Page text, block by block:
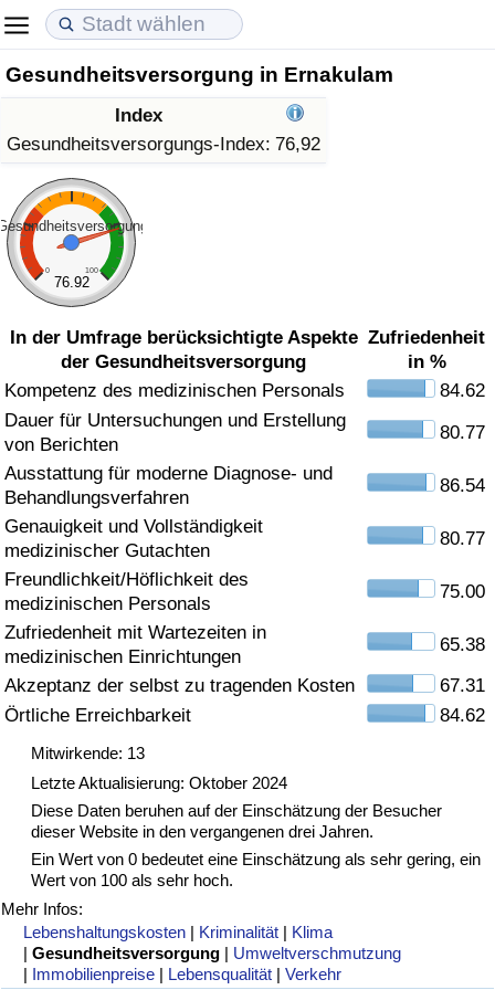
Gesundheitsversorgung in Ernakulam
Index
Gesundheitsversorgungs-Index: 76,92
0 100
76.92
In der Umfrage berücksichtigte Aspekte
der Gesundheitsversorgung
Zufriedenheit
in %
Kompetenz des medizinischen Personals
84.62
Dauer für Untersuchungen und Erstellung
von Berichten
80.77
Ausstattung für moderne Diagnose- und
Behandlungsverfahren
86.54
Genauigkeit und Vollständigkeit
medizinischer Gutachten
80.77
Freundlichkeit/Höflichkeit des
medizinischen Personals
75.00
Zufriedenheit mit Wartezeiten in
medizinischen Einrichtungen
65.38
Akzeptanz der selbst zu tragenden Kosten
67.31
Örtliche Erreichbarkeit
84.62
Mitwirkende: 13
Letzte Aktualisierung: Oktober 2024
Diese Daten beruhen auf der Einschätzung der Besucher
dieser Website in den vergangenen drei Jahren.
Ein Wert von 0 bedeutet eine Einschätzung als sehr gering, ein
Wert von 100 als sehr hoch.
Mehr Infos:
Lebenshaltungskosten | Kriminalität | Klima
|Gesundheitsversorgung | Umweltverschmutzung
| Immobilienpreise | Lebensqualität |Verkehr
Lebenshaltungskosten
Lebenshaltungskosten-Index (aktuell)
Lebenshaltungskosten-Index
Lebenshaltungskosten-Index nach Land
in Akaba
Immobilienpreise
Immobilienpreis-Index (aktuell)
Immobilienpreis-Index
Immobilienpreis-Index nach Land
Lebensqualität
Lebensqualität-Index
Lebensqualität-Index (aktuell)
Lebensqualitätsindex nach Land
Kriminalität
Kriminalitäts-Index (aktuell)
Kriminalitäts-Index
Kriminalitätsindex nach Land
Gesundheitsversorgung
Gesundheitsversorgungs-Index (aktuell)
Gesundheitsversorgungs-Index
Gesundheitsversorgungs-Index nach Land
Umweltverschmutzung
Umweltverschmutzungs-Index (aktuell)
Verschmutzungsindex
Umweltverschmutzungs-Index nach Land
Verkehr